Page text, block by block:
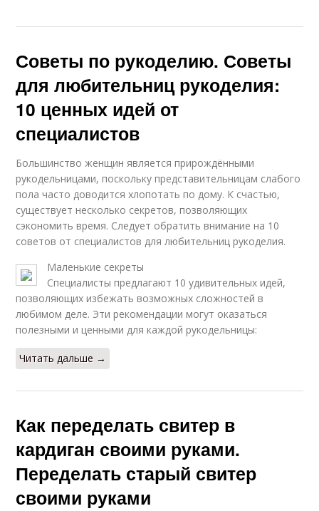
Советы по рукоделию. Советы
для любительниц рукоделия:
10 ценных идей от
специалистов
Большинство женщин является прирождёнными
рукодельницами, поскольку представительницам слабого
пола часто доводится хлопотать по дому. К счастью,
существует несколько секретов, позволяющих
сэкономить время. Следует обратить внимание на 10
советов от специалистов для любительниц рукоделия.
Маленькие секреты
Специалисты предлагают 10 удивительных идей,
позволяющих избежать возможных сложностей в
любимом деле. Эти рекомендации могут оказаться
полезными и ценными для каждой рукодельницы:
Читать дальше →
Как переделать свитер в
кардиган своими руками.
Переделать старый свитер
своими руками